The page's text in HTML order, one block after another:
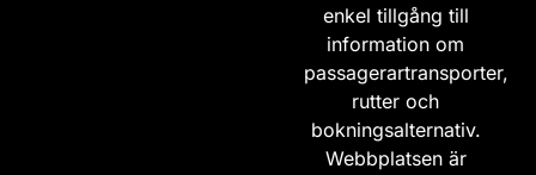
enkel tillgång till
information om
passagerartransporter,
rutter och
bokningsalternativ.
Webbplatsen är